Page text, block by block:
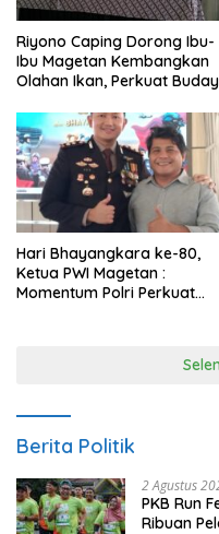
Riyono Caping Dorong Ibu-
Ibu Magetan Kembangkan
Olahan Ikan, Perkuat
Hari Bhayangkara ke-80,
Ketua PWI Magetan :
Momentum Polri Perkuat
Berita Politik
2 Agustus
PKB Run
Ribuan